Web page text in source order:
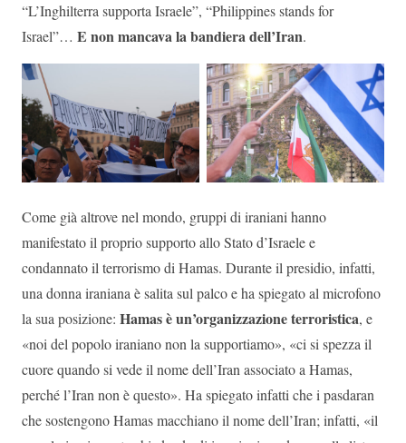
“L’Inghilterra supporta Israele”, “Philippines stands for
Israel”… E non mancava la bandiera dell’Iran.
Come già altrove nel mondo, gruppi di iraniani hanno
manifestato il proprio supporto allo Stato d’Israele e
condannato il terrorismo di Hamas. Durante il presidio, infatti,
una donna iraniana è salita sul palco e ha spiegato al microfono
la sua posizione: Hamas è un’organizzazione terroristica, e
«noi del popolo iraniano non la supportiamo», «ci si spezza il
cuore quando si vede il nome dell’Iran associato a Hamas,
perché l’Iran non è questo». Ha spiegato infatti che i pasdaran
che sostengono Hamas macchiano il nome dell’Iran; infatti, «il